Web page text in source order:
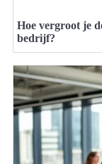
Hoe vergroot je
bedrijf?